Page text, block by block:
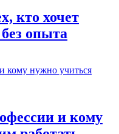
кто хочет
опыта
и кому